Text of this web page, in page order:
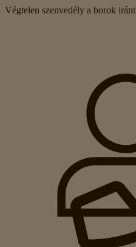
Végtelen szenvedély a borok iránt